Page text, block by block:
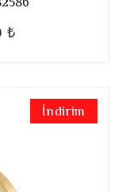
₺
İndirim